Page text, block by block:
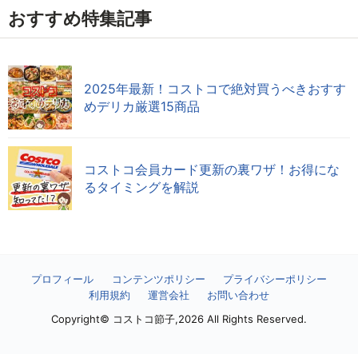
おすすめ特集記事
2025年最新！コストコで絶対買うべきおすす
めデリカ厳選15商品
コストコ会員カード更新の裏ワザ！お得にな
るタイミングを解説
プロフィール コンテンツポリシー
プライバシーポリシー
利用規約
運営会社
お問い合わせ
Copyright© コストコ節子,2026 All Rights Reserved.